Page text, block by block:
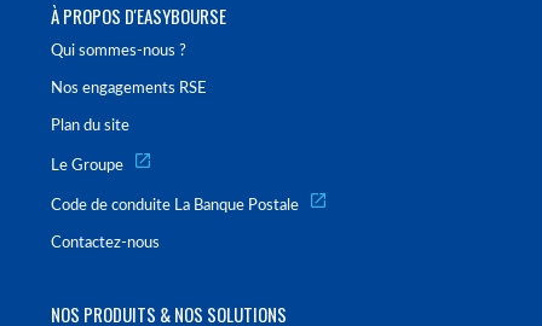
À PROPOS D'EASYBOURSE
Qui sommes-nous ?
Nos engagements RSE
Plan du site
Le Groupe
Code de conduite La Banque Postale
Contactez-nous
NOS PRODUITS & NOS SOLUTIONS